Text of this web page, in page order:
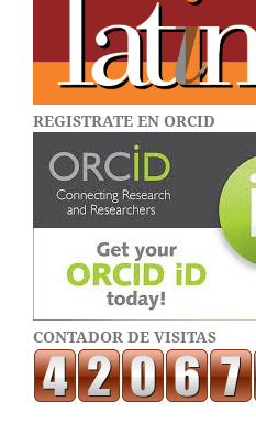
REGISTRATE EN ORCID
CONTADOR DE VISITAS